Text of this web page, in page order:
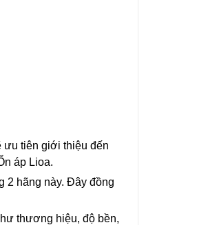
ưu tiên giới thiệu đến
áp Lioa.
2 hãng này. Đây đồng
thương hiệu, độ bền,